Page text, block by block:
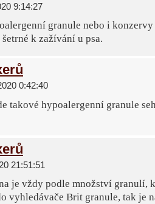
9:14:27
granule nebo i
k zažívání u psa.
0:42:40
takové hypoalergenní granule
21:51:51
je vždy podle množství granulí,
vyhledávače Brit granule, tak je